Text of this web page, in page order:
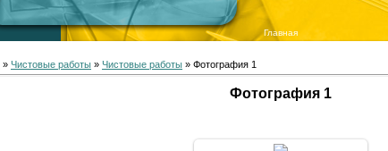
Главная
» Чистовые работы » Чистовые работы » Фотография 1
Фотография 1